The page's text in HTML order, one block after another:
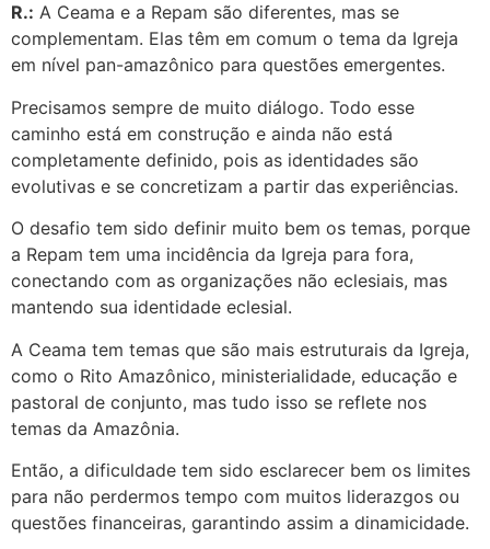
R.: A Ceama e a Repam são diferentes, mas se
complementam. Elas têm em comum o tema da Igreja
em nível pan-amazônico para questões emergentes.
Precisamos sempre de muito diálogo. Todo esse
caminho está em construção e ainda não está
completamente definido, pois as identidades são
evolutivas e se concretizam a partir das experiências.
O desafio tem sido definir muito bem os temas, porque
a Repam tem uma incidência da Igreja para fora,
conectando com as organizações não eclesiais, mas
mantendo sua identidade eclesial.
A Ceama tem temas que são mais estruturais da Igreja,
como o Rito Amazônico, ministerialidade, educação e
pastoral de conjunto, mas tudo isso se reflete nos
temas da Amazônia.
Então, a dificuldade tem sido esclarecer bem os limites
para não perdermos tempo com muitos liderazgos ou
questões financeiras, garantindo assim a dinamicidade.